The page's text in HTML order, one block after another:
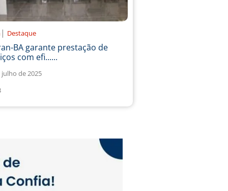
| Destaque
BA garante prestação de
com efi......
julho de 2025